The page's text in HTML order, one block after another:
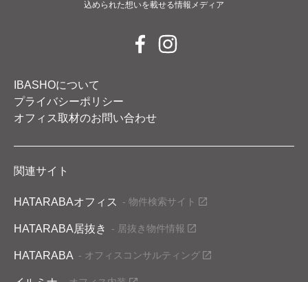
込められた想いを載せる情報メディア
IBASHOについて
プライバシーポリシー
オフィス取材のお問い合わせ
関連サイト
HATARABAオフィス - 物件検索サイト
HATARABA居抜き - 居抜き物件情報
HATARABA - オフィスコンサルティング